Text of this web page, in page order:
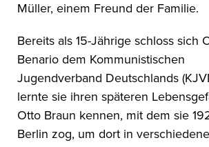
Müller, einem Freund der Familie.
Bereits als 15-Jährige schloss sich
Benario dem Kommunistischen
Jugendverband Deutschlands
lernte sie ihren späteren
Otto Braun kennen, mit dem sie
Berlin zog, um dort in